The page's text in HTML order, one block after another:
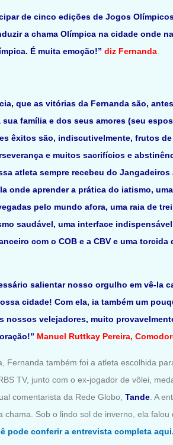
de cinco edições de Jogos
a chama Olímpica na cidade onde
É muita emoção!” diz Fernanda.
que as vitórias da Fernanda são,
sua família e dos seus amores (seu
êxitos são, indiscutivelmente, frutos de
e muitos sacrifícios e
atleta sempre recebeu do
onde aprender a prática do iatismo,
pelo mundo afora, uma raia de
saudável, uma interface
com o COB e a CBV e uma torcida
salientar nosso orgulho em vê-la
cidade! Com ela, ia também um
nossos velejadores, muito
Manuel Ruttkay Pereira,
Fernanda também foi a atleta escolhida
TV, junto com o ex-jogador de vôlei,
comentarista da Rede Globo, Tande. A
chama. Sob o lindo sol de inverno, ela falou
pode conferir a entrevista completa aqui.